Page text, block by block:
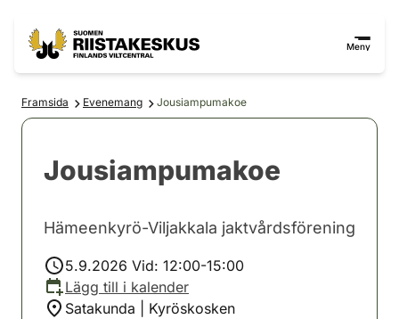
Meny
Framsida Evenemang Jousiampumakoe
Jousiampumakoe
Hämeenkyrö-Viljakkala jaktvårdsförening
5.9.2026 Vid: 12:00-15:00
Lägg till i kalender
Satakunda | Kyröskosken